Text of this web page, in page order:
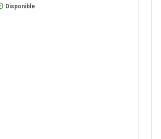
Disponible